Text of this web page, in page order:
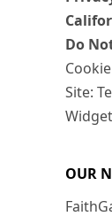
Do
Site:
OUR